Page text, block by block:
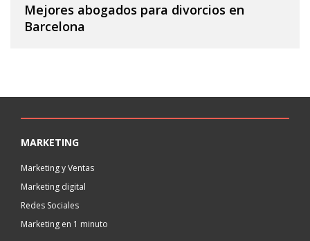
Mejores abogados para divorcios en
Barcelona
MARKETING
Marketing y Ventas
Marketing digital
Redes Sociales
Marketing en 1 minuto